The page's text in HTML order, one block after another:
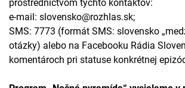
prostredníctvom týchto kontaktov:
e-mail: slovensko@rozhlas.sk;
SMS: 7773 (formát SMS: slovensko
otázky) alebo na Facebooku Rádia
komentároch pri statuse konkrétnej